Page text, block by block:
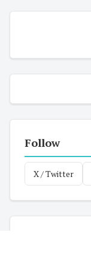
Follow
X / Twitter